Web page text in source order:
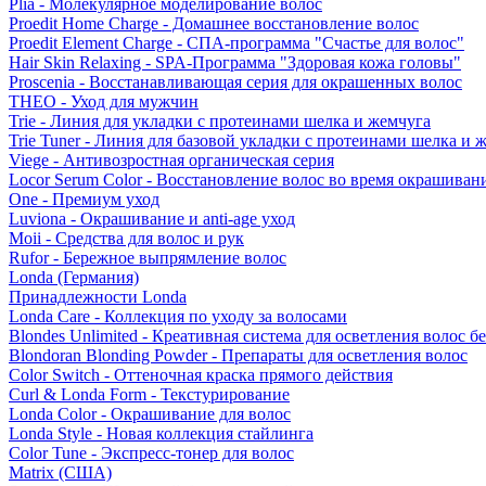
Plia - Молекулярное моделирование волос
Proedit Home Charge - Домашнее восстановление волос
Proedit Element Charge - СПА-программа "Счастье для волос"
Hair Skin Relaxing - SPA-Программа "Здоровая кожа головы"
Proscenia - Восстанавливающая серия для окрашенных волос
THEO - Уход для мужчин
Trie - Линия для укладки с протеинами шелка и жемчуга
Trie Tuner - Линия для базовой укладки с протеинами шелка и
Viege - Антивозростная органическая серия
Locor Serum Color - Восстановление волос во время
One - Премиум уход
Luviona - Окрашивание и anti-age уход
Moii - Средства для волос и рук
Rufor - Бережное выпрямление волос
Londa (Германия)
Принадлежности Londa
Londa Care - Коллекция по уходу за волосами
Blondes Unlimited - Креативная система для осветления волос
Blondoran Blonding Powder - Препараты для осветления волос
Color Switch - Оттеночная краска прямого действия
Curl & Londa Form - Текстурирование
Londa Color - Окрашивание для волос
Londa Style - Новая коллекция стайлинга
Color Tune - Экспресс-тонер для волос
Matrix (США)